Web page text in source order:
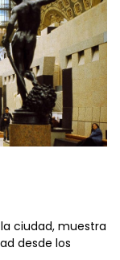
ciudad, muestra
desde los